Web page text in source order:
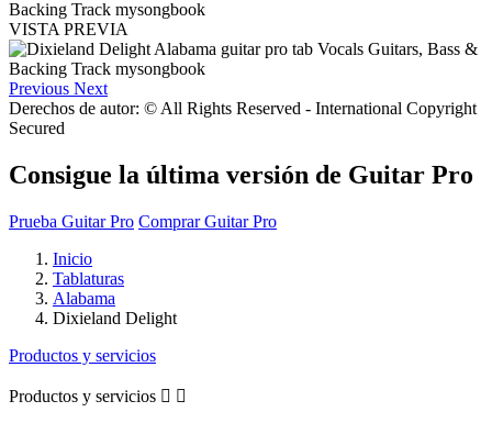
VISTA PREVIA
Previous Next
Derechos de autor: © All Rights Reserved - International Copyright
Secured
Consigue la última versión de Guitar Pro
Prueba Guitar Pro Comprar Guitar Pro
Inicio
Tablaturas
Alabama
Dixieland Delight
Productos y servicios
Productos y servicios  